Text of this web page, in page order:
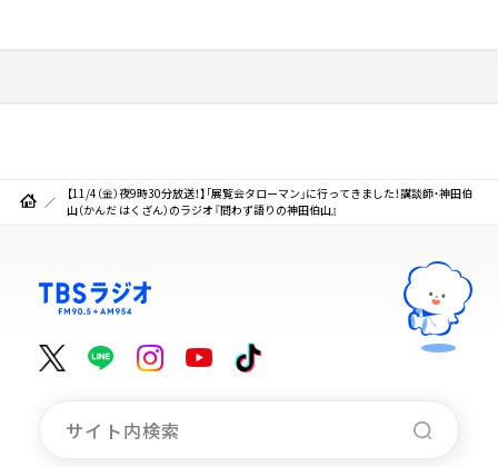
【11/4（金）夜9時30分放送！】「展覧会タローマン」に行ってきました！講談師・神田伯
山（かんだ はくざん）のラジオ『問わず語りの神田伯山』